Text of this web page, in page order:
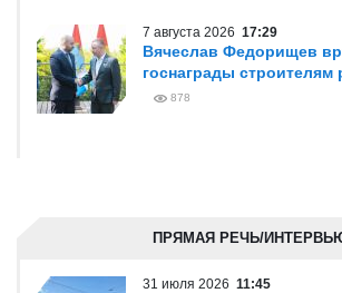
7 августа 2026 17:29
Вячеслав Федорищев
госнаграды строителям
878
ПРЯМАЯ РЕЧЬ/
31 июля 2026 11:45